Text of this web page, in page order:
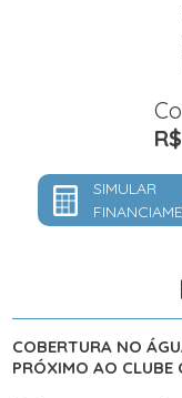
SIMULAR
COBERTURA NO
PRÓXIMO AO CLUBE